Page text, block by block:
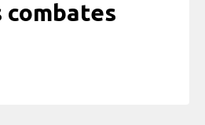
combates